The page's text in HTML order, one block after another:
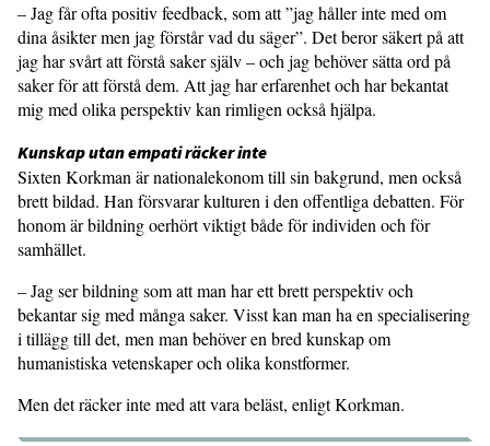
– Jag får ofta positiv feedback, som att ”jag håller inte med om
dina åsikter men jag förstår vad du säger”. Det beror säkert på att
jag har svårt att förstå saker själv – och jag behöver sätta ord på
saker för att förstå dem. Att jag har erfarenhet och har bekantat
mig med olika perspektiv kan rimligen också hjälpa.
Kunskap utan empati räcker inte
Sixten Korkman är nationalekonom till sin bakgrund, men också
brett bildad. Han försvarar kulturen i den offentliga debatten. För
honom är bildning oerhört viktigt både för individen och för
samhället.
– Jag ser bildning som att man har ett brett perspektiv och
bekantar sig med många saker. Visst kan man ha en specialisering
i tillägg till det, men man behöver en bred kunskap om
humanistiska vetenskaper och olika konstformer.
Men det räcker inte med att vara beläst, enligt Korkman.